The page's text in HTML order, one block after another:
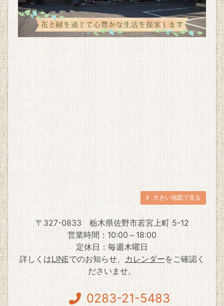
大きい地図で見る
〒327-0833
栃木県佐野市若宮上町 5-12
営業時間：10:00～18:00
定休日：毎週木曜日
詳しくはLINEでのお知らせ、 カレンダーをご確認く
ださいませ。
0283-21-5483